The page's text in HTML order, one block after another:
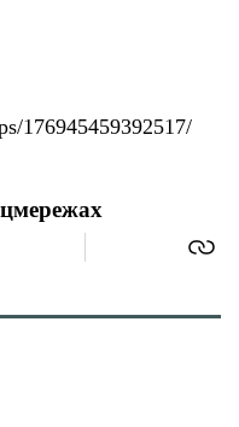
176945459392517/